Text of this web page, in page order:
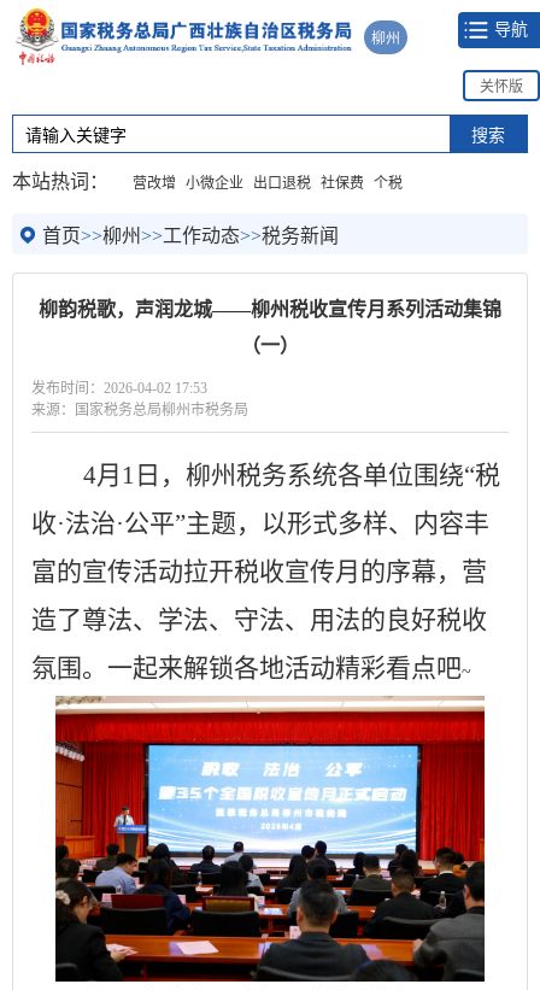
柳州
导航
关怀版
本站热词： 营改增 小微企业 出口退税 社保费 个税
首页>>柳州>>工作动态>>税务新闻
柳韵税歌，声润龙城——柳州税收宣传月系列活动集锦
（一）
发布时间：2026-04-02 17:53
来源：国家税务总局柳州市税务局
4月1日，柳州税务系统各单位围绕“税
收·法治·公平”主题，以形式多样、内容丰
富的宣传活动拉开税收宣传月的序幕，营
造了尊法、学法、守法、用法的良好税收
氛围。一起来解锁各地活动精彩看点吧~